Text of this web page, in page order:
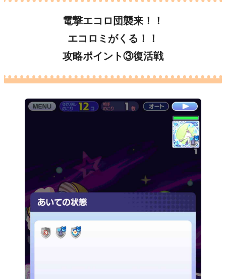
電撃エコロ団襲来！！
エコロミがくる！！
攻略ポイント③復活戦